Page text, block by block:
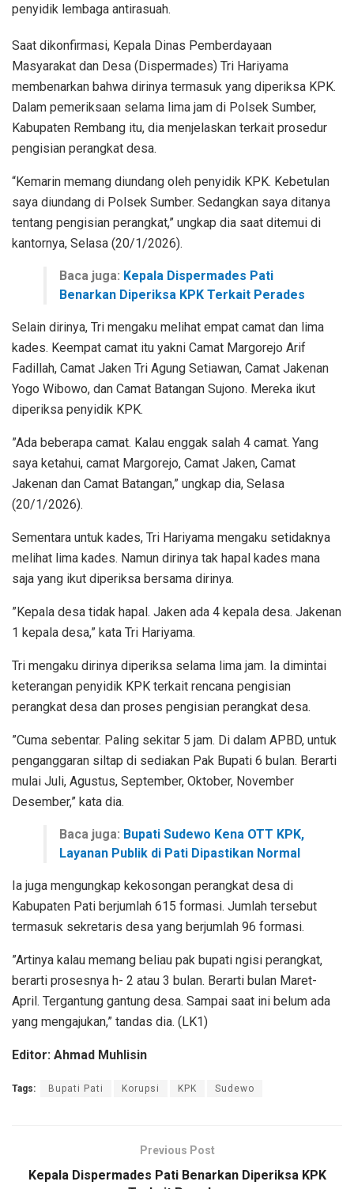
penyidik lembaga antirasuah.
Saat dikonfirmasi, Kepala Dinas Pemberdayaan
Masyarakat dan Desa (Dispermades) Tri Hariyama
membenarkan bahwa dirinya termasuk yang diperiksa KPK.
Dalam pemeriksaan selama lima jam di Polsek Sumber,
Kabupaten Rembang itu, dia menjelaskan terkait prosedur
pengisian perangkat desa.
“Kemarin memang diundang oleh penyidik KPK. Kebetulan
saya diundang di Polsek Sumber. Sedangkan saya ditanya
tentang pengisian perangkat,” ungkap dia saat ditemui di
kantornya, Selasa (20/1/2026).
Baca juga: Kepala Dispermades Pati
Benarkan Diperiksa KPK Terkait Perades
Selain dirinya, Tri mengaku melihat empat camat dan lima
kades. Keempat camat itu yakni Camat Margorejo Arif
Fadillah, Camat Jaken Tri Agung Setiawan, Camat Jakenan
Yogo Wibowo, dan Camat Batangan Sujono. Mereka ikut
diperiksa penyidik KPK.
”Ada beberapa camat. Kalau enggak salah 4 camat. Yang
saya ketahui, camat Margorejo, Camat Jaken, Camat
Jakenan dan Camat Batangan,” ungkap dia, Selasa
(20/1/2026).
Sementara untuk kades, Tri Hariyama mengaku setidaknya
melihat lima kades. Namun dirinya tak hapal kades mana
saja yang ikut diperiksa bersama dirinya.
”Kepala desa tidak hapal. Jaken ada 4 kepala desa. Jakenan
1 kepala desa,” kata Tri Hariyama.
Tri mengaku dirinya diperiksa selama lima jam. Ia dimintai
keterangan penyidik KPK terkait rencana pengisian
perangkat desa dan proses pengisian perangkat desa.
”Cuma sebentar. Paling sekitar 5 jam. Di dalam APBD, untuk
penganggaran siltap di sediakan Pak Bupati 6 bulan. Berarti
mulai Juli, Agustus, September, Oktober, November
Desember,” kata dia.
Baca juga: Bupati Sudewo Kena OTT KPK,
Layanan Publik di Pati Dipastikan Normal
Ia juga mengungkap kekosongan perangkat desa di
Kabupaten Pati berjumlah 615 formasi. Jumlah tersebut
termasuk sekretaris desa yang berjumlah 96 formasi.
”Artinya kalau memang beliau pak bupati ngisi perangkat,
berarti prosesnya h- 2 atau 3 bulan. Berarti bulan Maret-
April. Tergantung gantung desa. Sampai saat ini belum ada
yang mengajukan,” tandas dia. (LK1)
Editor: Ahmad Muhlisin
Tags: Bupati Pati Korupsi KPK Sudewo
Previous Post
Kepala Dispermades Pati Benarkan Diperiksa KPK